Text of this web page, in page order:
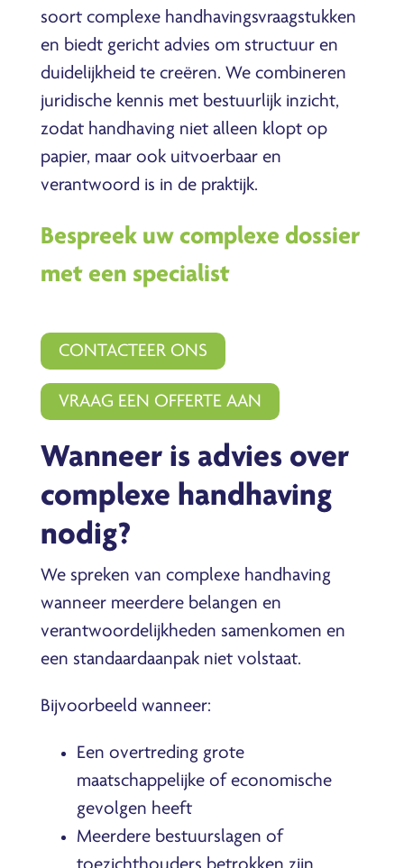
soort complexe handhavingsvraagstukken
en biedt gericht advies om structuur en
duidelijkheid te creëren. We combineren
juridische kennis met bestuurlijk inzicht,
zodat handhaving niet alleen klopt op
papier, maar ook uitvoerbaar en
verantwoord is in de praktijk.
Bespreek uw complexe dossier
met een specialist
CONTACTEER ONS
VRAAG EEN OFFERTE AAN
Wanneer is advies over
complexe handhaving
nodig?
We spreken van complexe handhaving
wanneer meerdere belangen en
verantwoordelijkheden samenkomen en
een standaardaanpak niet volstaat.
Bijvoorbeeld wanneer:
Een overtreding grote
maatschappelijke of economische
gevolgen heeft
Meerdere bestuurslagen of